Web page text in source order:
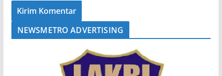
NEWSMETRO ADVERTISING